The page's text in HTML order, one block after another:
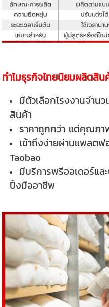
ทำไมธุรกิจไทยนิยมผลิตสิน
มีตัวเลือกโรงงานจำ
สินค้า
ราคาถูกกว่า แต่คุณภา
เข้าถึงง่ายผ่านแพลตฟ
Taobao
มีบริการพรีออเดอร์แล
ปิ้งมืออาชีพ